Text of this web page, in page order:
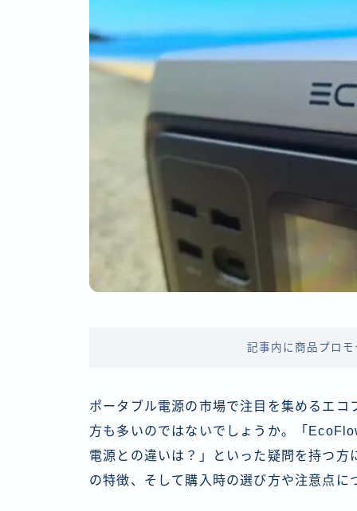
記事内に商品プロ
ポータブル電源の市場で注目を集めるエ
方も多いのではないでしょうか。「
電源との違いは？」といった疑問を持つ
の特徴、そして購入時の選び方や注意点に